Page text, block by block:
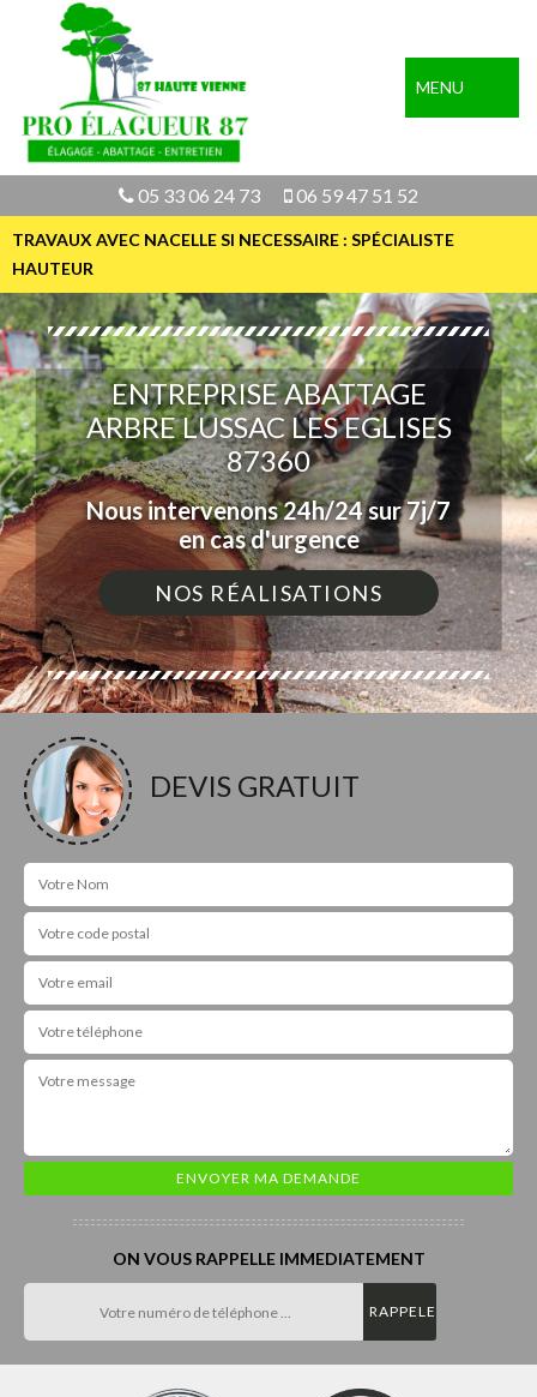
MENU
05 33 06 24 73 06 59 47 51 52
TRAVAUX AVEC NACELLE SI NECESSAIRE : SPÉCIALISTE
HAUTEUR
ENTREPRISE ABATTAGE
ARBRE LUSSAC LES EGLISES
87360
Nous intervenons 24h/24 sur 7j/7
en cas d'urgence
NOS RÉALISATIONS
DEVIS GRATUIT
ON VOUS RAPPELLE IMMEDIATEMENT